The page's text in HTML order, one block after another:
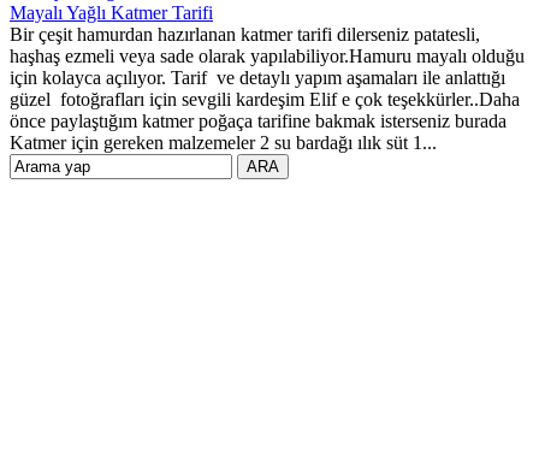
Mayalı Yağlı Katmer Tarifi
Bir çeşit hamurdan hazırlanan katmer tarifi dilerseniz patatesli,
haşhaş ezmeli veya sade olarak yapılabiliyor.Hamuru mayalı olduğu
için kolayca açılıyor. Tarif ve detaylı yapım aşamaları ile anlattığı
güzel fotoğrafları için sevgili kardeşim Elif e çok teşekkürler..Daha
önce paylaştığım katmer poğaça tarifine bakmak isterseniz burada
Katmer için gereken malzemeler 2 su bardağı ılık süt 1...